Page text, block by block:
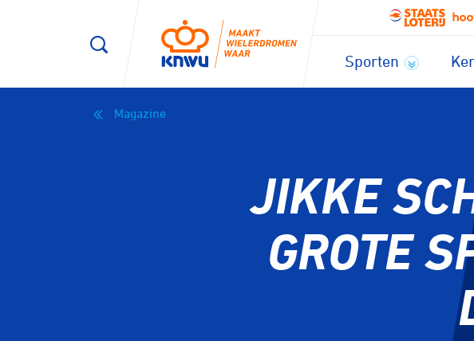
Sporten
Magazine
JIKKE
GROTE